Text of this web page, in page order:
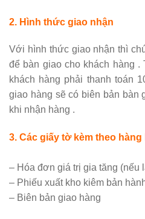
2. Hình thức giao nhận
Với hình thức giao nhận thì
để bàn giao cho khách hàng
khách hàng phải thanh toán
giao hàng sẽ có biên bản bàn
khi nhận hàng .
3. Các giấy tờ kèm theo
– Hóa đơn giá trị gia tăng (nếu
– Phiếu xuất kho kiêm bản
– Biên bản giao hàng